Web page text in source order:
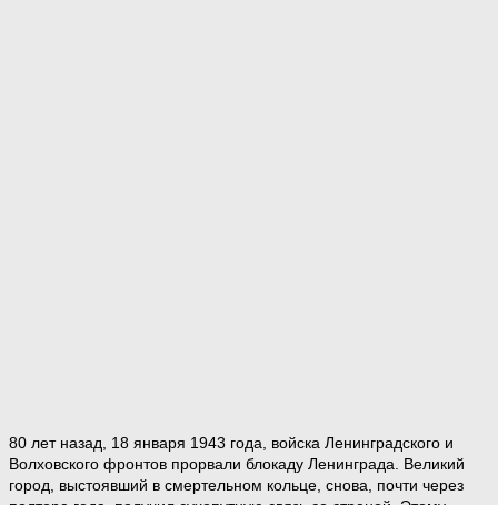
80 лет назад, 18 января 1943 года, войска Ленинградского и
Волховского фронтов прорвали блокаду Ленинграда. Великий
город, выстоявший в смертельном кольце, снова, почти через